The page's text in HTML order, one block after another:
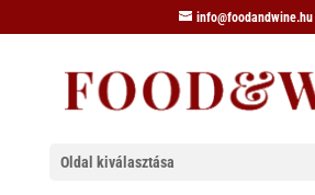
info@foodandwine.hu
Oldal kiválasztása